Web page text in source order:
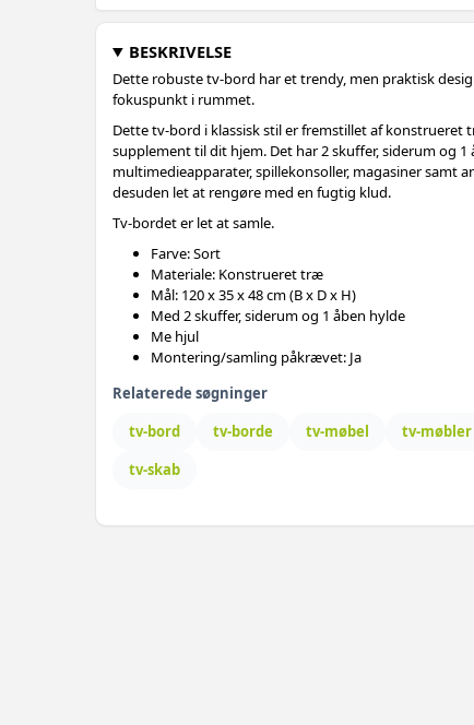
BESKRIVELSE
Dette robuste tv-bord har et trendy, men praktisk
fokuspunkt i rummet.
Dette tv-bord i klassisk stil er fremstillet af
supplement til dit hjem. Det har 2 skuffer, siderum og
multimedieapparater, spillekonsoller, magasiner samt
desuden let at rengøre med en fugtig klud.
Tv-bordet er let at samle.
Farve: Sort
Materiale: Konstrueret træ
Mål: 120 x 35 x 48 cm (B x D x H)
Med 2 skuffer, siderum og 1 åben hylde
Me hjul
Montering/samling påkrævet: Ja
Relaterede søgninger
tv-bord
tv-borde tv-møbel tv-møbler
tv-skab